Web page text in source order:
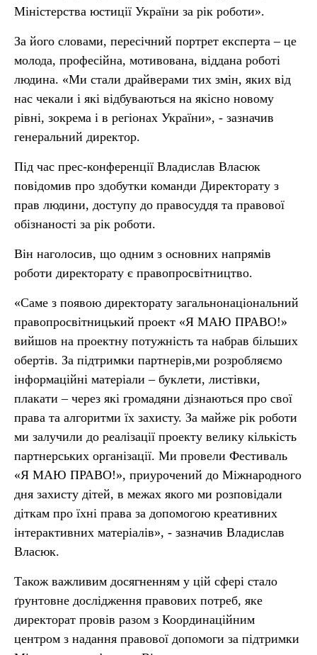
Міністерства юстиції України за рік роботи».
За його словами, пересічний портрет експерта – це
молода, професійна, мотивована, віддана роботі
людина. «Ми стали драйверами тих змін, яких від
нас чекали і які відбуваються на якісно новому
рівні, зокрема і в регіонах України», - зазначив
генеральний директор.
Під час прес-конференції Владислав Власюк
повідомив про здобутки команди Директорату з
прав людини, доступу до правосуддя та правової
обізнаності за рік роботи.
Він наголосив, що одним з основних напрямів
роботи директорату є правопросвітництво.
«Саме з появою директорату загальнонаціональний
правопросвітницький проект «Я МАЮ ПРАВО!»
вийшов на проектну потужність та набрав більших
обертів. За підтримки партнерів,ми розробляємо
інформаційні матеріали – буклети, листівки,
плакати – через які громадяни дізнаються про свої
права та алгоритми їх захисту. За майже рік роботи
ми залучили до реалізації проекту велику кількість
партнерських організації. Ми провели Фестиваль
«Я МАЮ ПРАВО!», приурочений до Міжнародного
дня захисту дітей, в межах якого ми розповідали
діткам про їхні права за допомогою креативних
інтерактивних матеріалів», - зазначив Владислав
Власюк.
Також важливим досягненням у цій сфері стало
ґрунтовне дослідження правових потреб, яке
директорат провів разом з Координаційним
центром з надання правової допомоги за підтримки